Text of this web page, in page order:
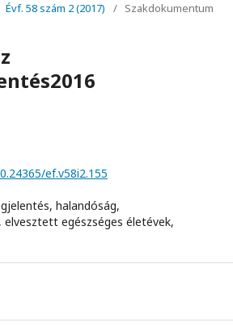
Évf. 58 szám 2 (2017) / Szakdokumentum
ef.v58i2.155
halandóság,
egészséges életévek,